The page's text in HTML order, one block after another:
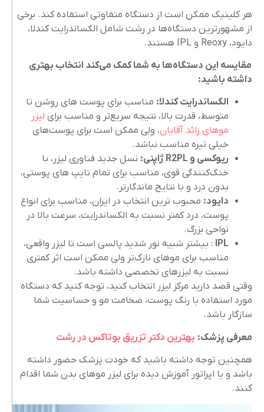
هر کلینیک ممکن است از دستگاه متفاوتی استفاده کند. برخی
از مشهورترین دستگاه‌ها در رشت شامل الکساندرایت کندلا،
دایود، Reoxy و IPL هستند.
مقایسه این دستگاه‌ها به شما کمک می‌کند انتخاب بهتری
داشته باشید:
الکساندرایت کندلا: مناسب برای پوست‌ های روشن تا
متوسط، قدرت بالا، نتیجه سریع‌تر و مناسب برای لیزر
موهای زائد آقایان، ولی ممکن است برای پوست‌های
خیلی تیره مناسب نباشد.
ریوکسی و
ژاپنی: نسل جدید فناوری لیزر، با
خنک‌کنندگی قوی، مناسب برای تمام تایپ‌ های پوستی،
بدون درد و با نتایج ماندگارتر.
دایود: محبوب‌ ترین انتخاب در ایران، مناسب برای انواع
پوست، درد کمتر نسبت به الکساندرایت، سرعت بالا در
نواحی بزرگ.
IPL : بیشتر شبیه نور شدید پالسی است تا لیزر واقعی،
مناسب برای موهای نازک‌تر ولی ممکن است اثر کمتری
نسبت به لیزرهای تخصصی داشته باشد.
وقتی قصد دارید مرکز لیزر انتخاب کنید، توجه کنید که دستگاه
مورد استفاده با رنگ پوست، ضخامت مو و حساسیت شما
سازگار باشد.
معرفی پزشک: بهترین دکتر تزریق بوتاکس در رشت
همچنین توجه داشته باشید که خودت پزشک حضور داشته
باشد و یا اپراتور آموزش‌ دیده برای لیزر موهای بدن شما اقدام
کنند.